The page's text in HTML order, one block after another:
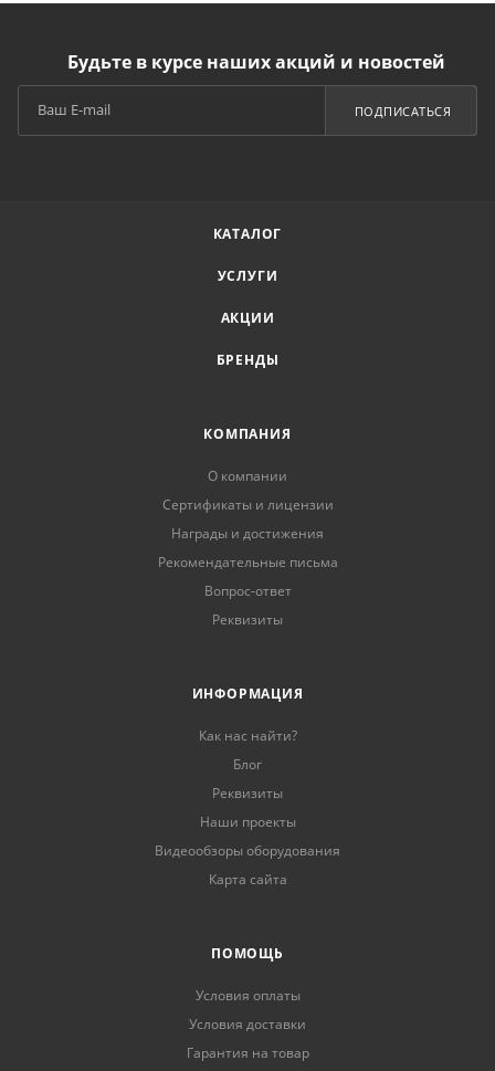
Будьте в курсе наших акций и новостей
ПОДПИСАТЬСЯ
КАТАЛОГ
УСЛУГИ
АКЦИИ
БРЕНДЫ
КОМПАНИЯ
О компании
Сертификаты и лицензии
Награды и достижения
Рекомендательные письма
Вопрос-ответ
Реквизиты
ИНФОРМАЦИЯ
Как нас найти?
Блог
Реквизиты
Наши проекты
Видеообзоры оборудования
Карта сайта
ПОМОЩЬ
Условия оплаты
Условия доставки
Гарантия на товар